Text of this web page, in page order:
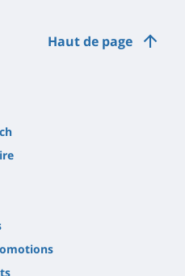
Haut de page